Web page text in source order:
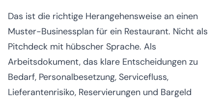
Das ist die richtige Herangehensweise an einen
Muster-Businessplan für ein Restaurant. Nicht als
Pitchdeck mit hübscher Sprache. Als
Arbeitsdokument, das klare Entscheidungen zu
Bedarf, Personalbesetzung, Servicefluss,
Lieferantenrisiko, Reservierungen und Bargeld